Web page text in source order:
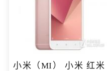
小米（MI） 小米 红米